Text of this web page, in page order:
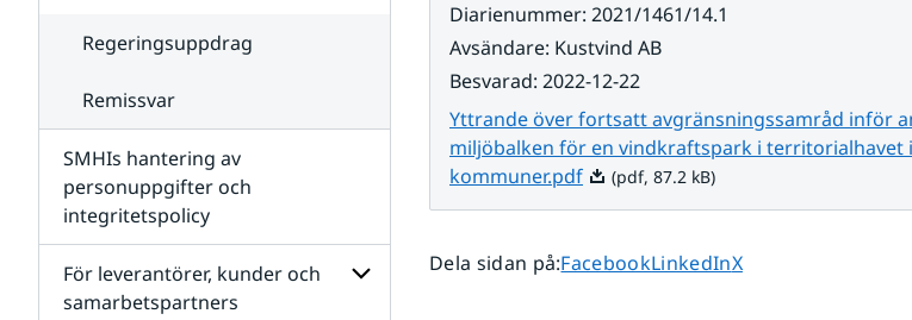
internationellt
Regeringsuppdrag
Remissvar
SMHIs hantering av
personuppgifter och
integritetspolicy
För leverantörer, kunder och
samarbetspartners
Diarienummer: 2021/1461/14.1
Avsändare: Kustvind AB
Besvarad: 2022-12-22
Yttrande över fortsatt avgränsningssamråd inför
miljöbalken för en vindkraftspark i territorialhavet
kommuner.pdfPdf, 87.2 kB.
(pdf, 87.2 kB)
Dela sidan på:Dela sidan på
FacebookDela sidan på
LinkedInDela sidan på
X